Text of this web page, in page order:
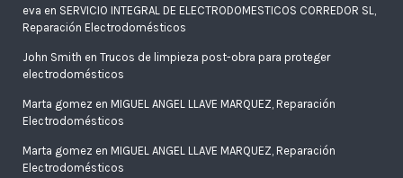
eva en SERVICIO INTEGRAL DE ELECTRODOMESTICOS CORREDOR SL,
Reparación Electrodomésticos
John Smith en Trucos de limpieza post-obra para proteger
electrodomésticos
Marta gomez en MIGUEL ANGEL LLAVE MARQUEZ, Reparación
Electrodomésticos
Marta gomez en MIGUEL ANGEL LLAVE MARQUEZ, Reparación
Electrodomésticos